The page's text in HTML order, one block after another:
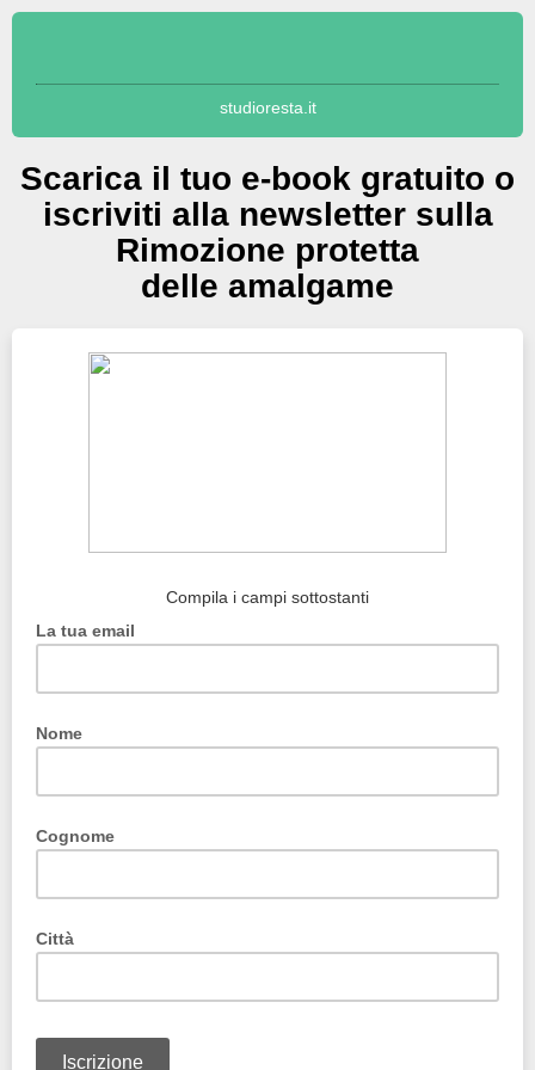
studioresta.it
Scarica il tuo e-book gratuito o
iscriviti alla newsletter sulla
Rimozione protetta
delle amalgame
Compila i campi sottostanti
La tua email
Nome
Cognome
Città